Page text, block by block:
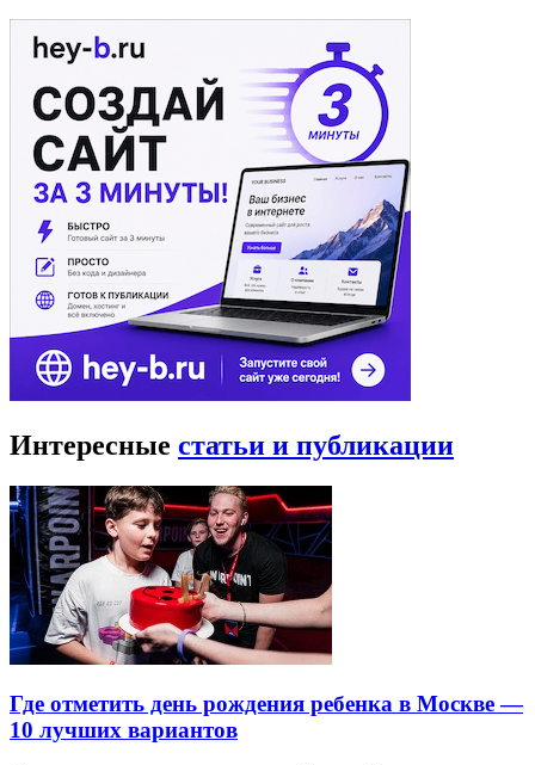
Интересные статьи и публикации
Где отметить день рождения ребенка в Москве —
10 лучших вариантов